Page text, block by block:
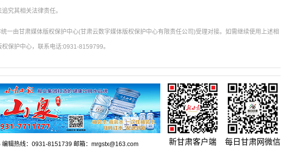
究其相关法律责任。
一由甘肃媒体版权保护中心(甘肃云数字媒体版权保护中心有限责任公司)受理对接。如需继续使用上述相
保护中心，联系电话:0931-8159799。
辑热线：0931-8151739 邮箱：mrgstx@163.com 新甘肃客户端 每日甘肃网微信